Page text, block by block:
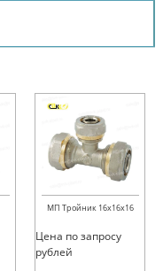
МП Тройник 16х16х16
Цена по запросу
рублей